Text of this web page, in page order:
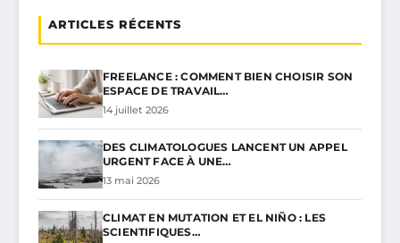
ARTICLES RÉCENTS
FREELANCE : COMMENT BIEN CHOISIR SON
ESPACE DE TRAVAIL…
14 juillet 2026
DES CLIMATOLOGUES LANCENT UN APPEL
URGENT FACE À UNE…
13 mai 2026
CLIMAT EN MUTATION ET EL NIÑO : LES
SCIENTIFIQUES…